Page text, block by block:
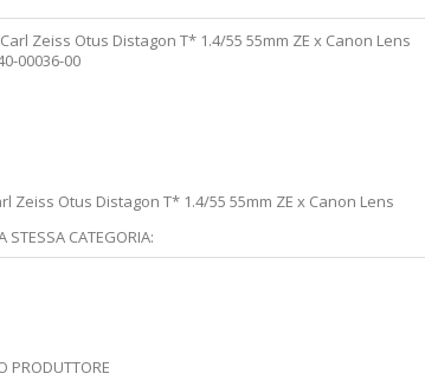
Zeiss Otus Distagon T* 1.4/55 55mm ZE x Canon Lens
00036-00
Zeiss Otus Distagon T* 1.4/55 55mm ZE x Canon Lens
STESSA CATEGORIA:
PRODUTTORE